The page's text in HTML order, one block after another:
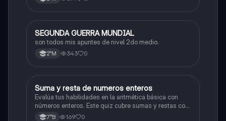
Historia
SEGUNDA GUERRA MUNDIAL
son todos mis apuntes de nivel 2do medio.
2°M 343 0
SMatemáticas
Suma y resta de numeros enteros
Evalúa tus habilidades en la aritmética básica con
números enteros. Este quiz cubre sumas y restas con
números positivos y negativos.
7°B 169 0